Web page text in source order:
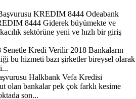
Odeabank
8444 Giderek büyümekte ve
sektörüne yeni ve hızlı bir giriş
Senetle Kredi Verilir 2018 Bankaların
bu hizmeti bazı şirketler bireysel olarak
Halkbank Vefa Kredisi
olan bankalar pek çok farklı kesime
son...